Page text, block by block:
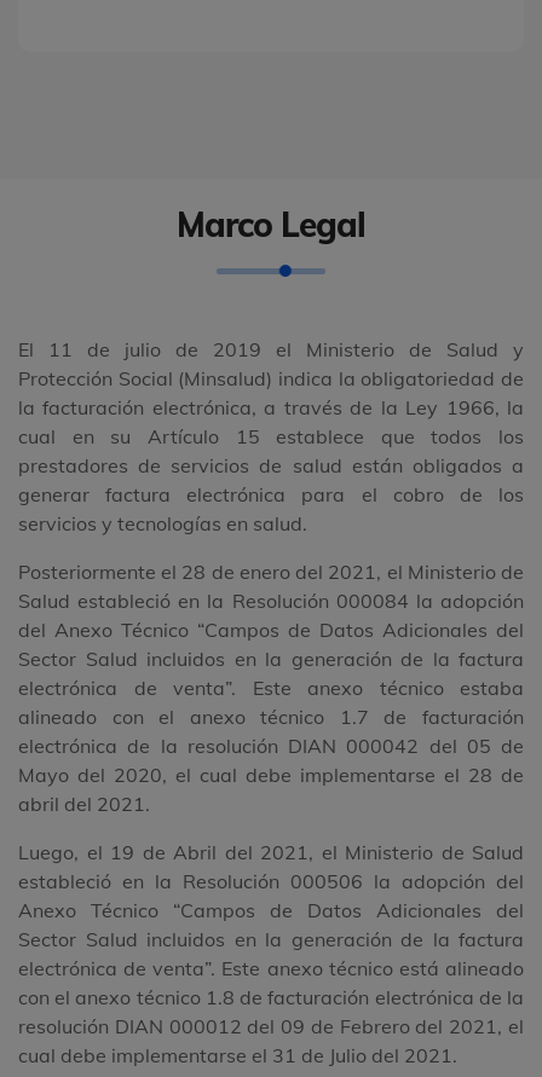
Marco Legal
El 11 de julio de 2019 el Ministerio de Salud y
Protección Social (Minsalud) indica la obligatoriedad de
la facturación electrónica, a través de la Ley 1966, la
cual en su Artículo 15 establece que todos los
prestadores de servicios de salud están obligados a
generar factura electrónica para el cobro de los
servicios y tecnologías en salud.
Posteriormente el 28 de enero del 2021, el Ministerio de
Salud estableció en la Resolución 000084 la adopción
del Anexo Técnico “Campos de Datos Adicionales del
Sector Salud incluidos en la generación de la factura
electrónica de venta”. Este anexo técnico estaba
alineado con el anexo técnico 1.7 de facturación
electrónica de la resolución DIAN 000042 del 05 de
Mayo del 2020, el cual debe implementarse el 28 de
abril del 2021.
Luego, el 19 de Abril del 2021, el Ministerio de Salud
estableció en la Resolución 000506 la adopción del
Anexo Técnico “Campos de Datos Adicionales del
Sector Salud incluidos en la generación de la factura
electrónica de venta”. Este anexo técnico está alineado
con el anexo técnico 1.8 de facturación electrónica de la
resolución DIAN 000012 del 09 de Febrero del 2021, el
cual debe implementarse el 31 de Julio del 2021.